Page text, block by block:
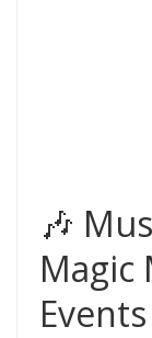
🎶
Magic